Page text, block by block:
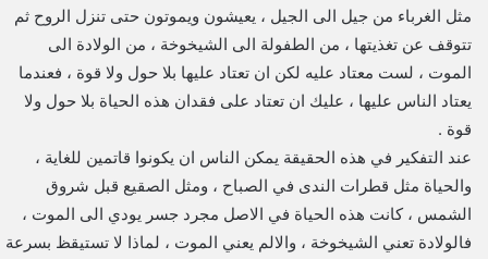
مثل الغرباء من جيل الى الجيل ، يعيشون ويموتون حتى تنزل الروح ثم
تتوقف عن تغذيتها ، من الطفولة الى الشيخوخة ، من الولادة الى
الموت ، لست معتاد عليه لكن ان تعتاد عليها بلا حول ولا قوة ، فعندما
يعتاد الناس عليها ، عليك ان تعتاد على فقدان هذه الحياة بلا حول ولا
قوة .
عند التفكير في هذه الحقيقة يمكن الناس ان يكونوا قاتمين للغاية ،
والحياة مثل قطرات الندى في الصباح ، ومثل الصقيع قبل شروق
الشمس ، كانت هذه الحياة في الاصل مجرد جسر يودي الى الموت ،
فالولادة تعني الشيخوخة ، والالم يعني الموت ، لماذا لا تستيقظ بسرعة